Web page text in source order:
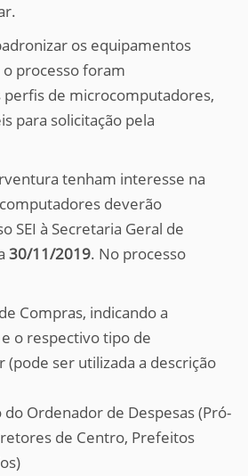
os equipamentos
processo foram
perfis de microcomputadores,
para solicitação pela
tenham interesse na
deverão
SEI à Secretaria Geral de
30/11/2019. No processo
Compras, indicando a
o respectivo tipo de
(pode ser utilizada a descrição
Ordenador de Despesas (Pró-
de Centro, Prefeitos